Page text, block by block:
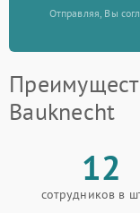
Отправляя, Вы
Bauknecht
12
сотрудников в